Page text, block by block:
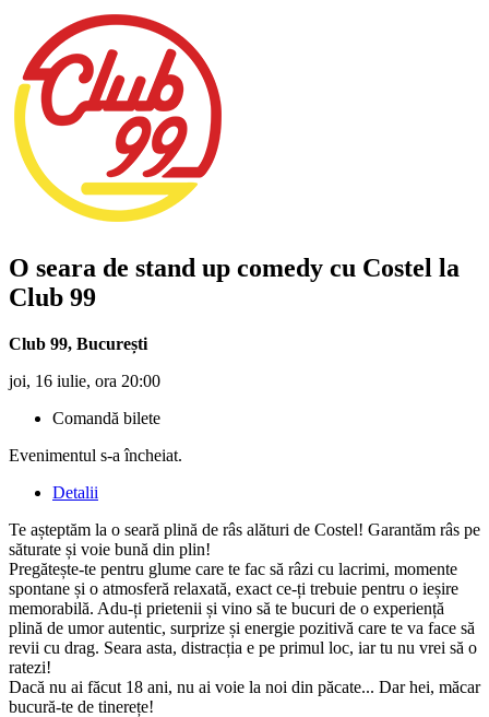
O seara de stand up comedy cu Costel la
Club 99
Club 99, București
joi, 16 iulie, ora 20:00
Comandă bilete
Evenimentul s-a încheiat.
Detalii
Te așteptăm la o seară plină de râs alături de Costel! Garantăm râs pe
săturate și voie bună din plin!
Pregătește-te pentru glume care te fac să râzi cu lacrimi, momente
spontane și o atmosferă relaxată, exact ce-ți trebuie pentru o ieșire
memorabilă. Adu-ți prietenii și vino să te bucuri de o experiență
plină de umor autentic, surprize și energie pozitivă care te va face să
revii cu drag. Seara asta, distracția e pe primul loc, iar tu nu vrei să o
ratezi!
Dacă nu ai făcut 18 ani, nu ai voie la noi din păcate... Dar hei, măcar
bucură-te de tinerețe!